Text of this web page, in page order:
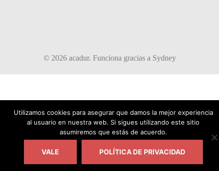
© 2026 acadur. Funciona gracias a Sydney
Utilizamos cookies para asegurar que damos la mejor experiencia
al usuario en nuestra web. Si sigues utilizando este sitio
asumiremos que estás de acuerdo.
VALE POLÍTICA DE PRIVACIDAD